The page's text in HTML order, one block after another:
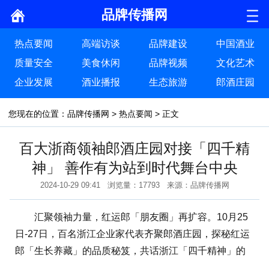
品牌传播网
热点要闻 高端访谈 品牌建设
中国酒业
质量安全
美食休闲 品牌视频
文化艺术
企业发展
酒业播报 生态旅游 郎酒庄园
您现在的位置： 品牌传播网 > 热点要闻 > 正文
百大浙商领袖郎酒庄园对接「四千精
神」 善作有为站到时代舞台中央
2024-10-29 09:41 浏览量：17793 来源：品牌传播网
汇聚领袖力量，红运郎「朋友圈」再扩容。10月25
日-27日，百名浙江企业家代表齐聚郎酒庄园，探秘红运
郎「生长养藏」的品质秘笈，共话浙江「四千精神」的